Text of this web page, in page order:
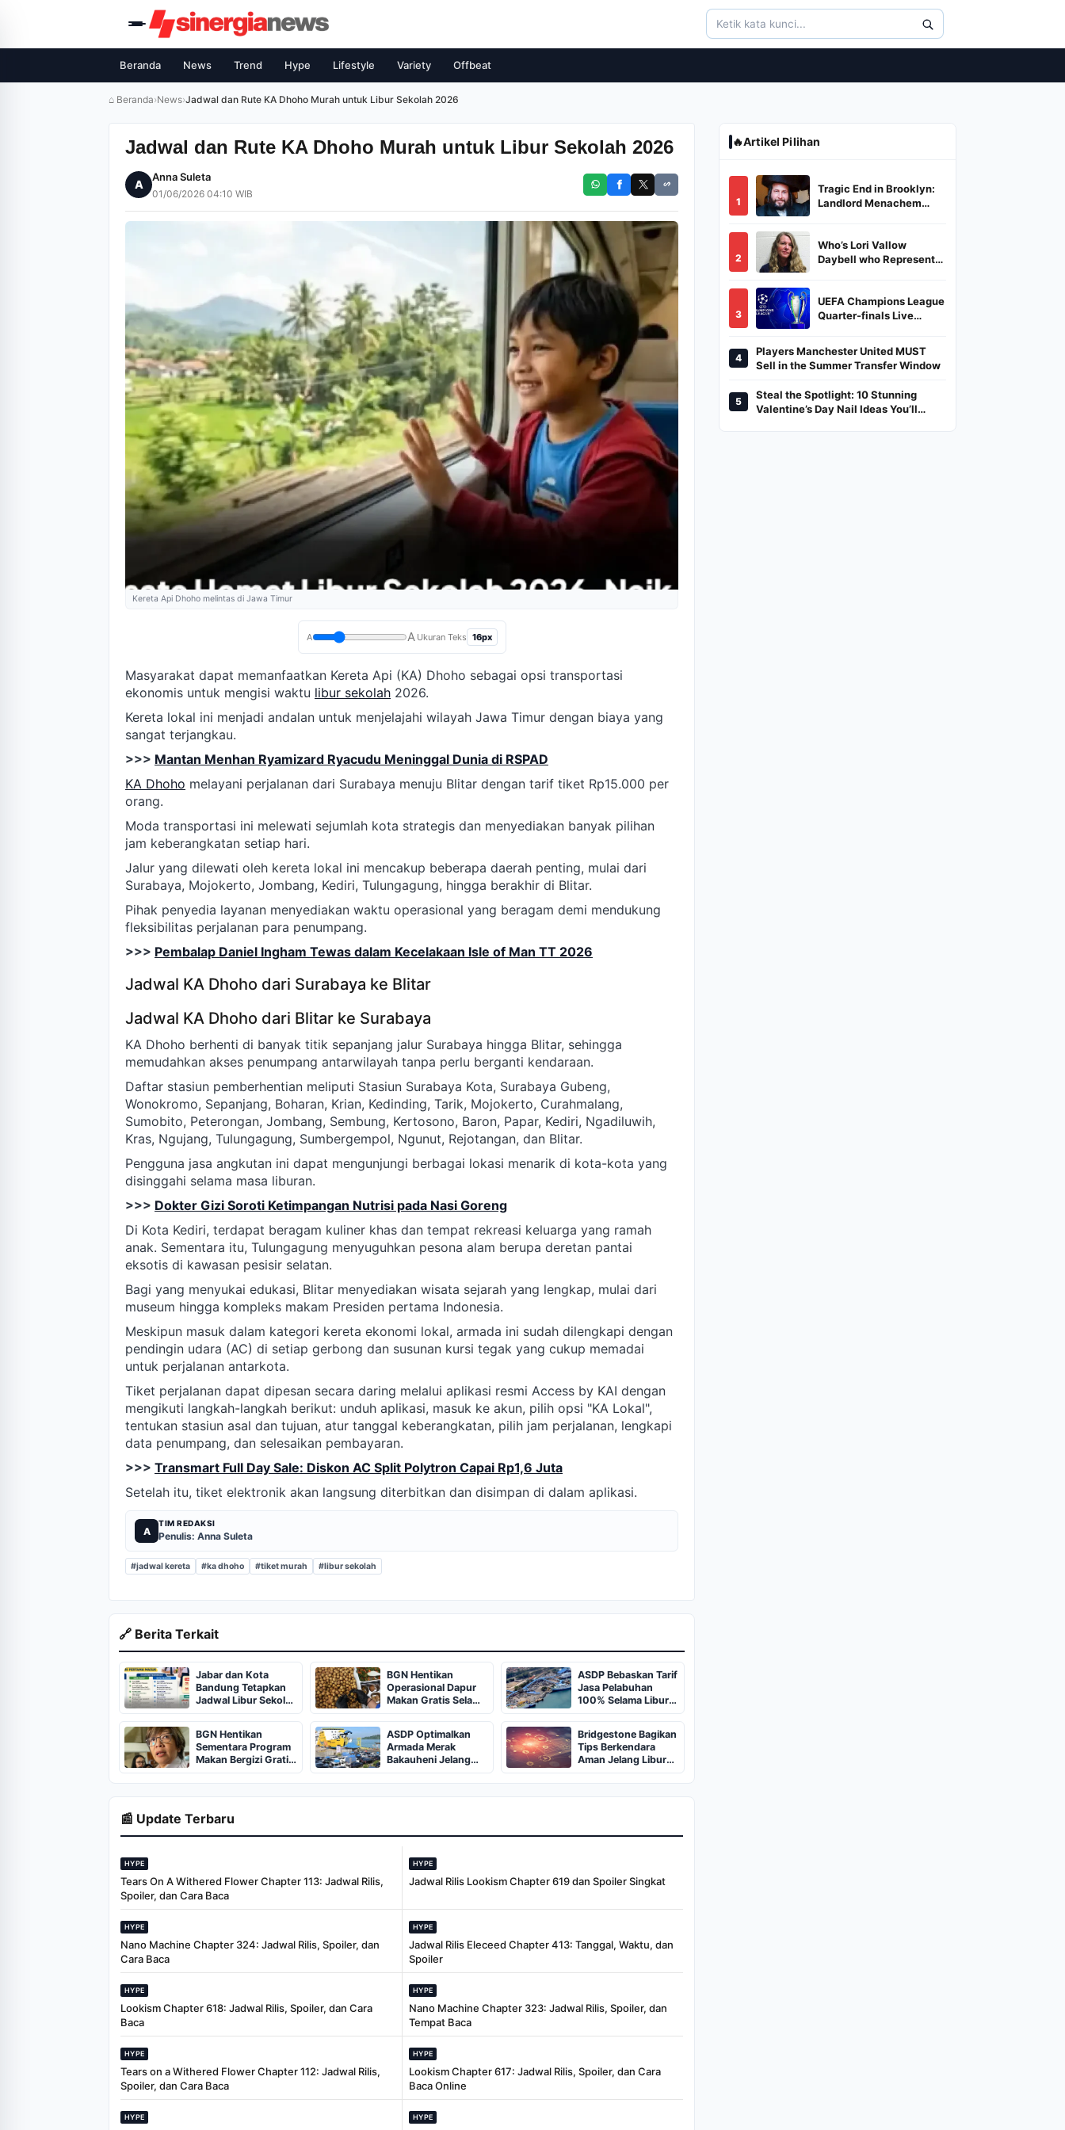
Beranda News Trend Hype Lifestyle Variety Offbeat
⌂ Beranda›News›Jadwal dan Rute KA Dhoho Murah untuk Libur Sekolah 2026
Jadwal dan Rute KA Dhoho Murah untuk Libur Sekolah 2026
A
Anna Suleta
01/06/2026 04:10 WIB
Kereta Api Dhoho melintas di Jawa Timur
A A Ukuran Teks 16px
Masyarakat dapat memanfaatkan Kereta Api (KA) Dhoho sebagai opsi transportasi
ekonomis untuk mengisi waktu libur sekolah 2026.
Kereta lokal ini menjadi andalan untuk menjelajahi wilayah Jawa Timur dengan biaya yang
sangat terjangkau.
>>> Mantan Menhan Ryamizard Ryacudu Meninggal Dunia di RSPAD
KA Dhoho melayani perjalanan dari Surabaya menuju Blitar dengan tarif tiket Rp15.000 per
orang.
Moda transportasi ini melewati sejumlah kota strategis dan menyediakan banyak pilihan
jam keberangkatan setiap hari.
Jalur yang dilewati oleh kereta lokal ini mencakup beberapa daerah penting, mulai dari
Surabaya, Mojokerto, Jombang, Kediri, Tulungagung, hingga berakhir di Blitar.
Pihak penyedia layanan menyediakan waktu operasional yang beragam demi mendukung
fleksibilitas perjalanan para penumpang.
>>> Pembalap Daniel Ingham Tewas dalam Kecelakaan Isle of Man TT 2026
Jadwal KA Dhoho dari Surabaya ke Blitar
Jadwal KA Dhoho dari Blitar ke Surabaya
KA Dhoho berhenti di banyak titik sepanjang jalur Surabaya hingga Blitar, sehingga
memudahkan akses penumpang antarwilayah tanpa perlu berganti kendaraan.
Daftar stasiun pemberhentian meliputi Stasiun Surabaya Kota, Surabaya Gubeng,
Wonokromo, Sepanjang, Boharan, Krian, Kedinding, Tarik, Mojokerto, Curahmalang,
Sumobito, Peterongan, Jombang, Sembung, Kertosono, Baron, Papar, Kediri, Ngadiluwih,
Kras, Ngujang, Tulungagung, Sumbergempol, Ngunut, Rejotangan, dan Blitar.
Pengguna jasa angkutan ini dapat mengunjungi berbagai lokasi menarik di kota-kota yang
disinggahi selama masa liburan.
>>> Dokter Gizi Soroti Ketimpangan Nutrisi pada Nasi Goreng
Di Kota Kediri, terdapat beragam kuliner khas dan tempat rekreasi keluarga yang ramah
anak. Sementara itu, Tulungagung menyuguhkan pesona alam berupa deretan pantai
eksotis di kawasan pesisir selatan.
Bagi yang menyukai edukasi, Blitar menyediakan wisata sejarah yang lengkap, mulai dari
museum hingga kompleks makam Presiden pertama Indonesia.
Meskipun masuk dalam kategori kereta ekonomi lokal, armada ini sudah dilengkapi dengan
pendingin udara (AC) di setiap gerbong dan susunan kursi tegak yang cukup memadai
untuk perjalanan antarkota.
Tiket perjalanan dapat dipesan secara daring melalui aplikasi resmi Access by KAI dengan
mengikuti langkah-langkah berikut: unduh aplikasi, masuk ke akun, pilih opsi "KA Lokal",
tentukan stasiun asal dan tujuan, atur tanggal keberangkatan, pilih jam perjalanan, lengkapi
data penumpang, dan selesaikan pembayaran.
>>> Transmart Full Day Sale: Diskon AC Split Polytron Capai Rp1,6 Juta
Setelah itu, tiket elektronik akan langsung diterbitkan dan disimpan di dalam aplikasi.
A
TIM REDAKSI
Penulis: Anna Suleta
#jadwal kereta #ka dhoho #tiket murah #libur sekolah
🔗 Berita Terkait
Jabar dan Kota
Bandung Tetapkan
Jadwal Libur Sekolah
Juni 2026
BGN Hentikan
Operasional Dapur
Makan Gratis Selama
Libur Sekolah
ASDP Bebaskan Tarif
Jasa Pelabuhan
100% Selama Libur
Sekolah 2026
BGN Hentikan
Sementara Program
Makan Bergizi Gratis
Selama Libur Sekolah
ASDP Optimalkan
Armada Merak
Bakauheni Jelang
Libur Sekolah
Bridgestone Bagikan
Tips Berkendara
Aman Jelang Libur
Sekolah
📰 Update Terbaru
HYPE
Tears On A Withered Flower Chapter 113: Jadwal Rilis,
Spoiler, dan Cara Baca
HYPE
Jadwal Rilis Lookism Chapter 619 dan Spoiler Singkat
HYPE
Nano Machine Chapter 324: Jadwal Rilis, Spoiler, dan
Cara Baca
HYPE
Jadwal Rilis Eleceed Chapter 413: Tanggal, Waktu, dan
Spoiler
HYPE
Lookism Chapter 618: Jadwal Rilis, Spoiler, dan Cara
Baca
HYPE
Nano Machine Chapter 323: Jadwal Rilis, Spoiler, dan
Tempat Baca
HYPE
Tears on a Withered Flower Chapter 112: Jadwal Rilis,
Spoiler, dan Cara Baca
HYPE
Lookism Chapter 617: Jadwal Rilis, Spoiler, dan Cara
Baca Online
HYPE HYPE
🔥Artikel Pilihan
1
Tragic End in Brooklyn:
Landlord Menachem
Burned in a Dumpster
2
Who’s Lori Vallow
Daybell who Represents
3
UEFA Champions League
Quarter-finals Live
And Where To Watch
4
Players Manchester United MUST
Sell in the Summer Transfer Window
5
Steal the Spotlight: 10 Stunning
Valentine’s Day Nail Ideas You’ll